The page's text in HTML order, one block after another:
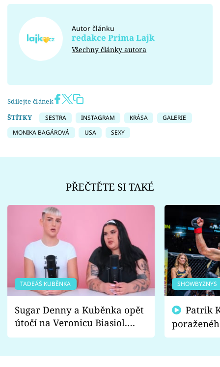
Autor článku
redakce Prima Lajk
Všechny články autora
Sdílejte článek
ŠTÍTKY
SESTRA INSTAGRAM KRÁSA
GALERIE
MONIKA BAGÁROVÁ
USA SEXY
PŘEČTĚTE SI TAKÉ
TADEÁŠ KUBĚNKA
Sugar Denny a Kuběnka opět
útočí na Veronicu Biasiol.
Proč je podle nich falešná a
SHOWBYZNYS
fanoušci